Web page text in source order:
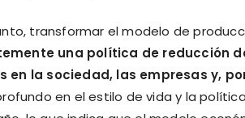
transformar el modelo de
una política de reducción
en la sociedad, las empresas y,
en el estilo de vida y la